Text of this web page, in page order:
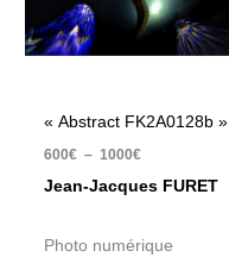
« Abstract FK2A0128b »
600€ – 1000€
Jean-Jacques FURET
Photo numérique